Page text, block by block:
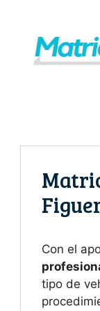
contenido
Con el
tipo de